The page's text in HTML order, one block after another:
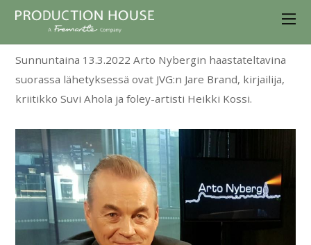
Sunnuntaina 13.3.2022 Arto Nybergin haastateltavina
suorassa lähetyksessä ovat JVG:n Jare Brand, kirjailija,
kriitikko Suvi Ahola ja foley-artisti Heikki Kossi.